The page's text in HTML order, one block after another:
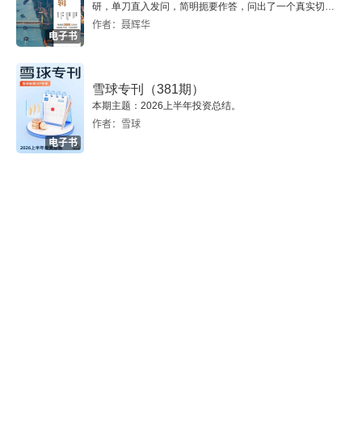
电子书
研，单刀直入发问，简明扼要作答，问出了一个真实切近
的基层中国。
作者：聂辉华
电子书
雪球专刊（381期）
本期主题：2026上半年投资总结。
作者：雪球